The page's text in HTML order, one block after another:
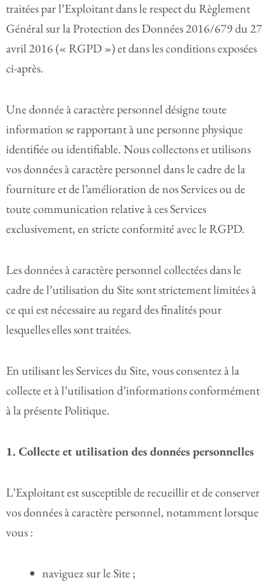
traitées par l’Exploitant dans le respect du Règlement
Général sur la Protection des Données 2016/679 du 27
avril 2016 (« RGPD ») et dans les conditions exposées
ci-après.
Une donnée à caractère personnel désigne toute
information se rapportant à une personne physique
identifiée ou identifiable. Nous collectons et utilisons
vos données à caractère personnel dans le cadre de la
fourniture et de l’amélioration de nos Services ou de
toute communication relative à ces Services
exclusivement, en stricte conformité avec le RGPD.
Les données à caractère personnel collectées dans le
cadre de l’utilisation du Site sont strictement limitées à
ce qui est nécessaire au regard des finalités pour
lesquelles elles sont traitées.
En utilisant les Services du Site, vous consentez à la
collecte et à l’utilisation d’informations conformément
à la présente Politique.
1. Collecte et utilisation des données personnelles
L’Exploitant est susceptible de recueillir et de conserver
vos données à caractère personnel, notamment lorsque
vous :
naviguez sur le Site ;